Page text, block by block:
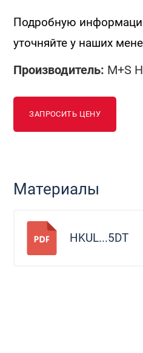
Подробную
уточняйте у наших
Производитель: M+S
ЗАПРОСИТЬ ЦЕНУ
Материалы
HKUL...5DT